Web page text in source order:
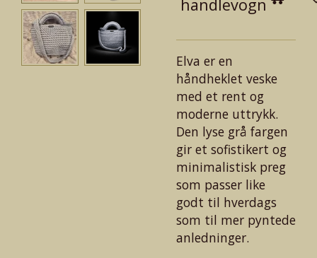
handlevogn
Elva er en
håndheklet veske
med et rent og
moderne uttrykk.
Den lyse grå fargen
gir et sofistikert og
minimalistisk preg
som passer like
godt til hverdags
som til mer pyntede
anledninger.